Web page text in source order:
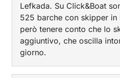
Lefkada. Su Click&Boat
525 barche con skipper in
però tenere conto che lo
aggiuntivo, che oscilla
giorno.